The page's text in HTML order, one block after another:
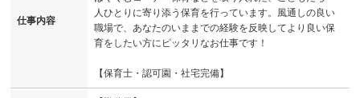
仕事内容
人ひとりに寄り添う保育を行っています。風通しの良い
職場で、あなたのいままでの経験を反映してより良い保
育をしたい方にピッタリなお仕事です！
【保育士・認可園・社宅完備】